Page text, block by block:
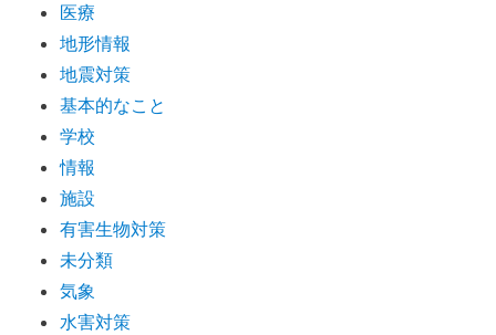
医療
地形情報
地震対策
基本的なこと
学校
情報
施設
有害生物対策
未分類
気象
水害対策